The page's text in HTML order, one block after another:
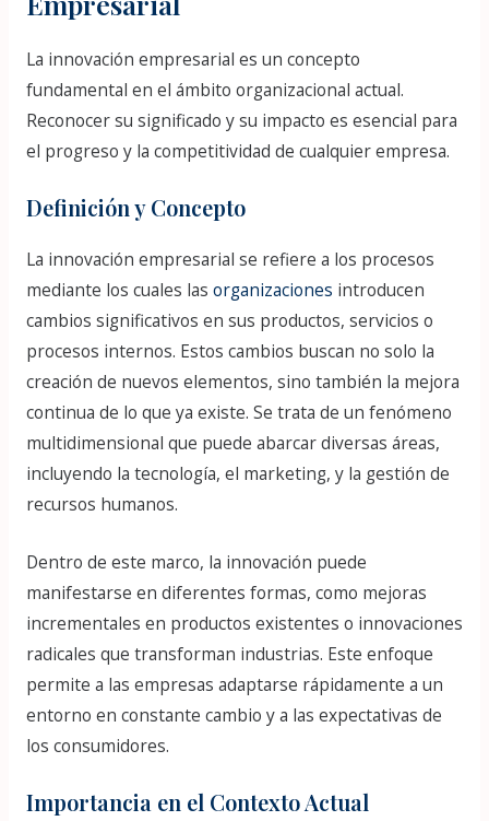
La innovación empresarial es un concepto
fundamental en el ámbito organizacional actual.
Reconocer su significado y su impacto es esencial para
el progreso y la competitividad de cualquier empresa.
Definición y Concepto
La innovación empresarial se refiere a los procesos
mediante los cuales las organizaciones introducen
cambios significativos en sus productos, servicios o
procesos internos. Estos cambios buscan no solo la
creación de nuevos elementos, sino también la mejora
continua de lo que ya existe. Se trata de un fenómeno
multidimensional que puede abarcar diversas áreas,
incluyendo la tecnología, el marketing, y la gestión de
recursos humanos.
Dentro de este marco, la innovación puede
manifestarse en diferentes formas, como mejoras
incrementales en productos existentes o innovaciones
radicales que transforman industrias. Este enfoque
permite a las empresas adaptarse rápidamente a un
entorno en constante cambio y a las expectativas de
los consumidores.
Importancia en el Contexto Actual